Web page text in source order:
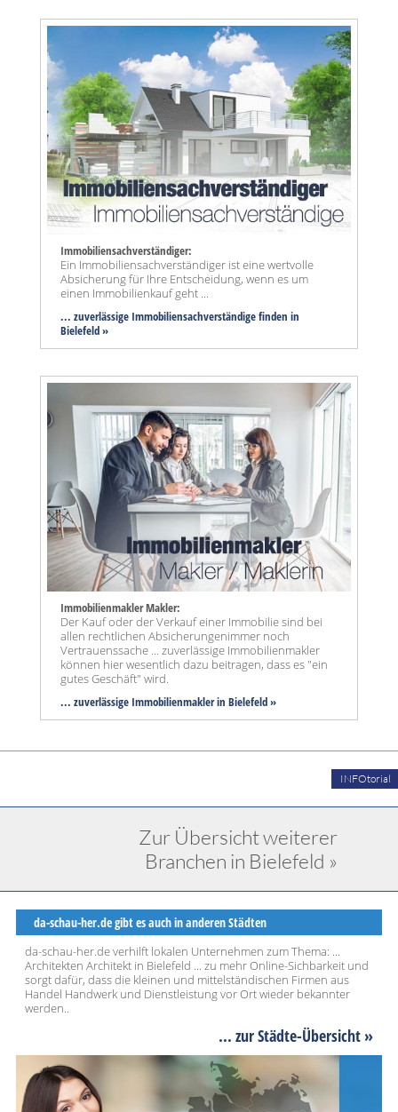
Immobiliensachverständiger:
Ein Immobiliensachverständiger ist eine wertvolle
Absicherung für Ihre Entscheidung, wenn es um
einen Immobilienkauf geht ...
... zuverlässige Immobiliensachverständige finden in
Bielefeld »
Immobilienmakler Makler:
Der Kauf oder der Verkauf einer Immobilie sind bei
allen rechtlichen Absicherungenimmer noch
Vertrauenssache ... zuverlässige Immobilienmakler
können hier wesentlich dazu beitragen, dass es "ein
gutes Geschäft" wird.
... zuverlässige Immobilienmakler in Bielefeld »
INFOtorial
Zur Übersicht weiterer
Branchen in Bielefeld »
da-schau-her.de gibt es auch in anderen Städten
da-schau-her.de verhilft lokalen Unternehmen zum Thema: ...
Architekten Architekt in Bielefeld ... zu mehr Online-Sichbarkeit und
sorgt dafür, dass die kleinen und mittelständischen Firmen aus
Handel Handwerk und Dienstleistung vor Ort wieder bekannter
werden..
... zur Städte-Übersicht »